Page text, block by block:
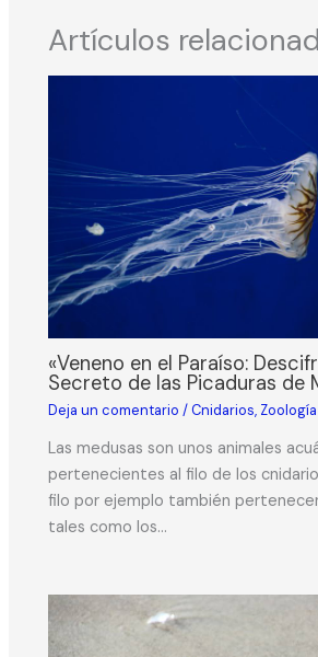
Artículos
«Veneno en el Paraíso:
Secreto de las Picaduras de
Deja un comentario /Cnidarios, Zoología
Las medusas son unos animales
pertenecientes al filo de los
filo por ejemplo también
tales como los…